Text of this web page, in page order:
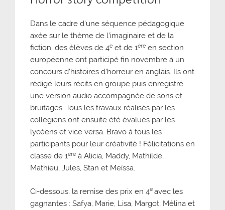
Dans le cadre d’une séquence pédagogique
axée sur le thème de l’imaginaire et de la
fiction, des élèves de 4e et de 1ère en section
européenne ont participé fin novembre à un
concours d’histoires d’horreur en anglais. Ils ont
rédigé leurs récits en groupe puis enregistré
une version audio accompagnée de sons et
bruitages. Tous les travaux réalisés par les
collégiens ont ensuite été évalués par les
lycéens et vice versa. Bravo à tous les
participants pour leur créativité ! Félicitations en
classe de 1ère à Alicia, Maddy, Mathilde,
Mathieu, Jules, Stan et Meïssa.
Ci-dessous, la remise des prix en 4e avec les
gagnantes : Safya, Marie, Lisa, Margot, Mélina et